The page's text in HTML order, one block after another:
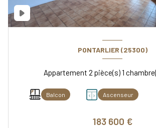
PONTARLIER (25300)
Balcon Ascenseur
183 600 €